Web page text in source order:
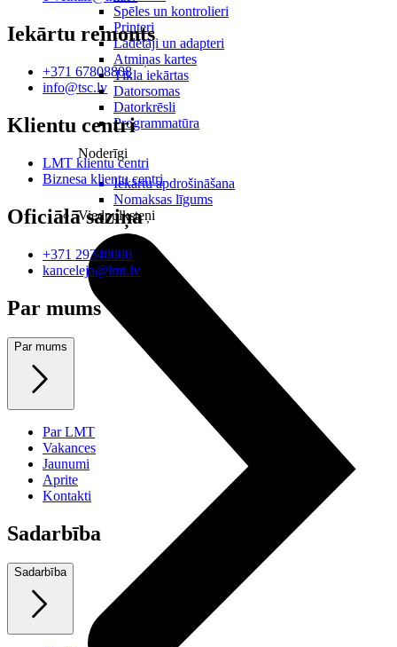
Spēles un kontrolieri
Printeri
Lādētāji un adapteri
Atmiņas kartes
Tīkla iekārtas
Datorsomas
Datorkrēsli
Programmatūra
Noderīgi
Iekārtu apdrošināšana
Nomaksas līgums
Viedpulksteņi
Iekārtu remonts
+371 67808808
info@tsc.lv
Klientu centri
LMT klientu centri
Biznesa klientu centri
Oficiālā saziņa
+371 29340000
kanceleja@lmt.lv
Par mums
Par mums
Par LMT
Vakances
Jaunumi
Aprite
Kontakti
Sadarbība
Sadarbība